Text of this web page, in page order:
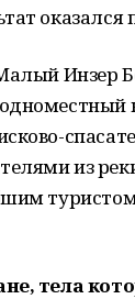
Инзер
из
тела